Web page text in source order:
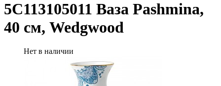
5C113105011 Ваза Pashmina,
40 см, Wedgwood
Нет в наличии